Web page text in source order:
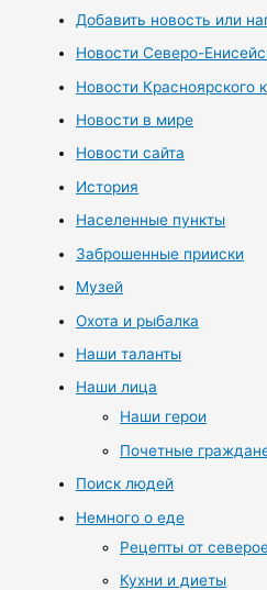
Добавить новость или
Новости Северо-
Новости Красноярского
Новости в мире
Новости сайта
История
Населенные пункты
Заброшенные прииски
Музей
Охота и рыбалка
Наши таланты
Наши лица
Наши герои
Почетные
Поиск людей
Немного о еде
Рецепты от
Кухни и диеты